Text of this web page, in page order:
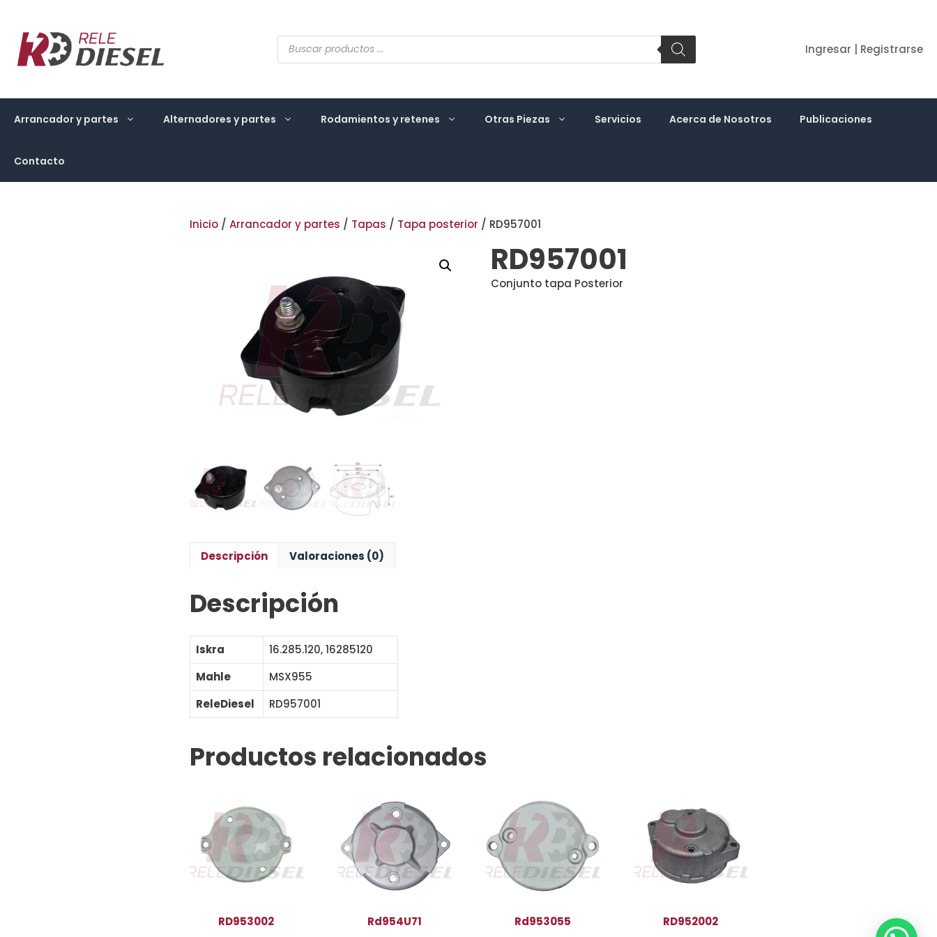
contenido
Búsqueda
de
productos
Ingresar | Registrarse
Arrancador y partes Alternadores y partes Rodamientos y retenes Otras Piezas Servicios Acerca de Nosotros Publicaciones
Contacto
Inicio / Arrancador y partes / Tapas / Tapa posterior / RD957001
RD957001
Conjunto tapa Posterior
Descripción Valoraciones (0)
Descripción
Iskra
16.285.120, 16285120
Mahle
MSX955
ReleDiesel
RD957001
Productos relacionados
RD953002 Rd954U71 Rd953055 RD952002